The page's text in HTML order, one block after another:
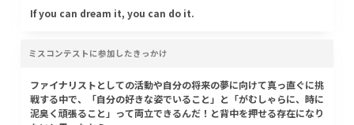
If you can dream it, you can do it.
ミスコンテストに参加したきっかけ
ファイナリストとしての活動や自分の将来の夢に向けて真っ直ぐに挑
戦する中で、「自分の好きな姿でいること」と「がむしゃらに、時に
泥臭く頑張ること」って両立できるんだ！と背中を押せる存在になり